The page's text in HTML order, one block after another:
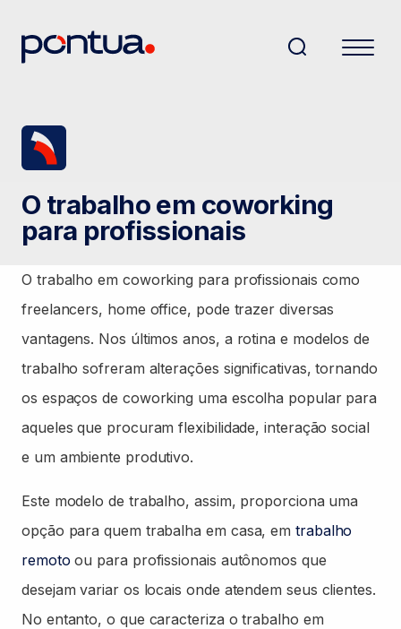
O trabalho em coworking
para profissionais
O trabalho em coworking para profissionais como
freelancers, home office, pode trazer diversas
vantagens. Nos últimos anos, a rotina e modelos de
trabalho sofreram alterações significativas, tornando
os espaços de coworking uma escolha popular para
aqueles que procuram flexibilidade, interação social
e um ambiente produtivo.
Este modelo de trabalho, assim, proporciona uma
opção para quem trabalha em casa, emtrabalho
remoto ou para profissionais autônomos que
desejam variar os locais onde atendem seus clientes.
No entanto, o que caracteriza o trabalho em